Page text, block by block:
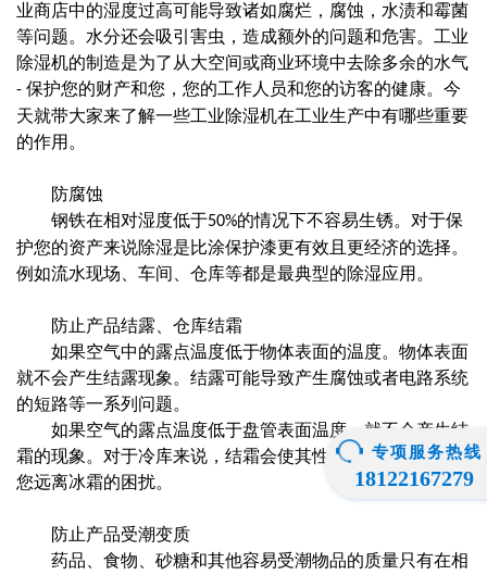
业商店中的湿度过高可能导致诸如腐烂，腐蚀，水渍和霉菌
等问题。水分还会吸引害虫，造成额外的问题和危害。工业
除湿机的制造是为了从大空间或商业环境中去除多余的水气
- 保护您的财产和您，您的工作人员和您的访客的健康。今
天就带大家来了解一些工业除湿机在工业生产中有哪些重要
的作用。
防腐蚀
钢铁在相对湿度低于50%的情况下不容易生锈。对于保
护您的资产来说除湿是比涂保护漆更有效且更经济的选择。
例如流水现场、车间、仓库等都是最典型的除湿应用。
防止产品结露、仓库结霜
如果空气中的露点温度低于物体表面的温度。物体表面
就不会产生结露现象。结露可能导致产生腐蚀或者电路系统
的短路等一系列问题。
如果空气的露点温度低于盘管表面温度，就不会产生结
霜的现象。对于冷库来说，结霜会使其性能恶化。除湿能让
您远离冰霜的困扰。
防止产品受潮变质
药品、食物、砂糖和其他容易受潮物品的质量只有在相
专项服务热线
18122167279